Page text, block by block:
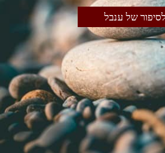
לסיפור של ענבל